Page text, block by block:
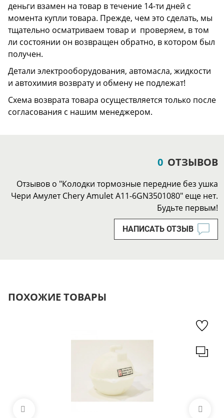
деньги взамен на товар в течение 14-ти дней с
момента купли товара. Прежде, чем это сделать, мы
тщательно осматриваем товар и проверяем, в том
ли состоянии он возвращен обратно, в котором был
получен.
Детали электрооборудования, автомасла, жидкости
и автохимия возврату и обмену не подлежат!
Схема возврата товара осуществляется только после
согласования с нашим менеджером.
0 ОТЗЫВОВ
Отзывов о "Колодки тормозные передние без ушка
Чери Амулет Chery Amulet A11-6GN3501080" еще нет.
Будьте первым!
НАПИСАТЬ ОТЗЫВ
ПОХОЖИЕ ТОВАРЫ